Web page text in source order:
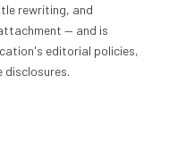
rewriting, and
— and is
editorial policies,
disclosures.